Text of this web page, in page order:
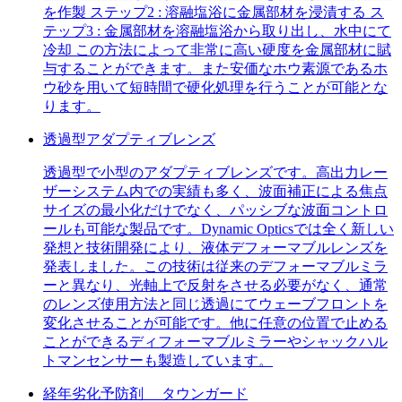
を作製 ステップ2 : 溶融塩浴に金属部材を浸漬する ス
テップ3 : 金属部材を溶融塩浴から取り出し、水中にて
冷却 この方法によって非常に高い硬度を金属部材に賦
与することができます。また安価なホウ素源であるホ
ウ砂を用いて短時間で硬化処理を行うことが可能とな
ります。
透過型アダプティブレンズ
透過型で小型のアダプティブレンズです。高出力レー
ザーシステム内での実績も多く、波面補正による焦点
サイズの最小化だけでなく、パッシブな波面コントロ
ールも可能な製品です。Dynamic Opticsでは全く新しい
発想と技術開発により、液体デフォーマブルレンズを
発表しました。この技術は従来のデフォーマブルミラ
ーと異なり、光軸上で反射をさせる必要がなく、通常
のレンズ使用方法と同じ透過にてウェーブフロントを
変化させることが可能です。他に任意の位置で止める
ことができるディフォーマブルミラーやシャックハル
トマンセンサーも製造しています。
経年劣化予防剤 タウンガード